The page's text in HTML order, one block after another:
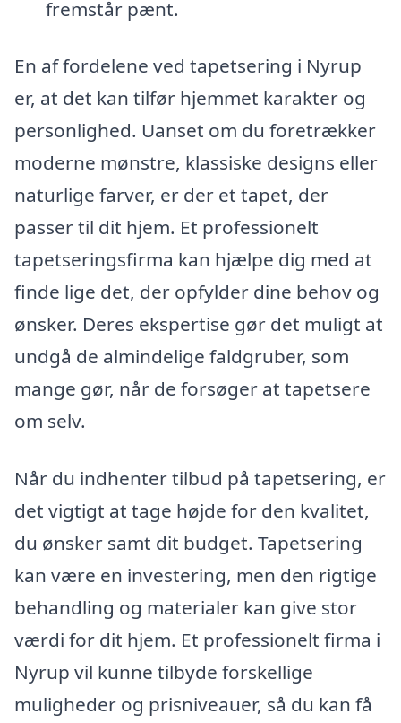
fremstår pænt.
En af fordelene ved tapetsering i Nyrup
er, at det kan tilfør hjemmet karakter og
personlighed. Uanset om du foretrækker
moderne mønstre, klassiske designs eller
naturlige farver, er der et tapet, der
passer til dit hjem. Et professionelt
tapetseringsfirma kan hjælpe dig med at
finde lige det, der opfylder dine behov og
ønsker. Deres ekspertise gør det muligt at
undgå de almindelige faldgruber, som
mange gør, når de forsøger at tapetsere
om selv.
Når du indhenter tilbud på tapetsering, er
det vigtigt at tage højde for den kvalitet,
du ønsker samt dit budget. Tapetsering
kan være en investering, men den rigtige
behandling og materialer kan give stor
værdi for dit hjem. Et professionelt firma i
Nyrup vil kunne tilbyde forskellige
muligheder og prisniveauer, så du kan få